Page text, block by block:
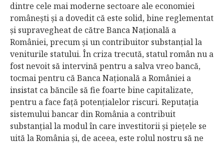
dintre cele mai moderne sectoare ale economiei
româneşti şi a dovedit că este solid, bine reglementat
şi supravegheat de către Banca Naţională a
României, precum şi un contribuitor substanţial la
veniturile statului. În criza trecută, statul român nu a
fost nevoit să intervină pentru a salva vreo bancă,
tocmai pentru că Banca Naţională a României a
insistat ca băncile să fie foarte bine capitalizate,
pentru a face faţă potenţialelor riscuri. Reputaţia
sistemului bancar din România a contribuit
substanţial la modul în care investitorii şi pieţele se
uită la România şi, de aceea, este rolul nostru să ne